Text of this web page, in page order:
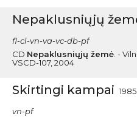
Nepaklusniųjų
fl-cl-vn-va-vc-db-pf
CD Nepaklusniųjų žemė. -
VSCD-107, 2004
Skirtingi kampai 1985
vn-pf